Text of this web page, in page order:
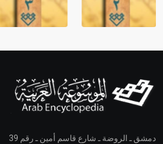
دمشق ـ الروضة ـ شارع قاسم أمين ـ رقم 39